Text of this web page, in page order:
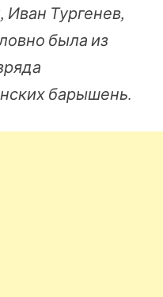
Тургенев,
была из
барышень.